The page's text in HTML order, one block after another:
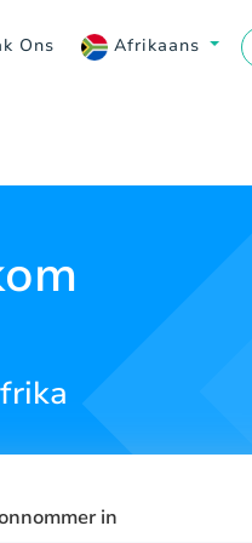
Ons Afrikaans
in